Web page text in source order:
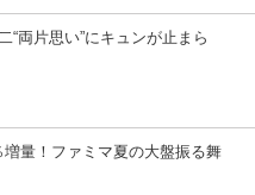
“両片思い”にキュンが止まら
量！ファミマ夏の大盤振る舞